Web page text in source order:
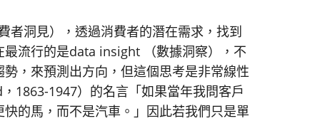
洞見），透過消費者的潛在需求，找到
流行的是data insight （數據洞察），不
，來預測出方向，但這個思考是非常線性
1863-1947）的名言「如果當年我問客戶
的馬，而不是汽車。」因此若我們只是單